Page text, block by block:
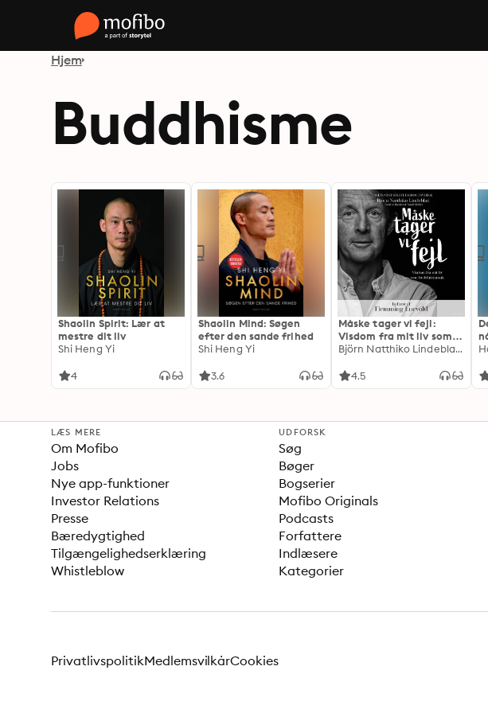
Hjem
Buddhisme
Shaolin Spirit: Lær at
mestre dit liv
Shi Heng Yi
4
Shaolin Mind: Søgen
efter den sande frihed
Shi Heng Yi
3.6
Måske tager vi fejl:
Visdom fra mit liv som
buddhistmunk
Björn Natthiko Lindeblad, Navid Modiri, Caroline Bankler
4.5
LÆS MERE
Om Mofibo
Jobs
Nye app-funktioner
Investor Relations
Presse
Bæredygtighed
Tilgængelighedserklæring
Whistleblow
UDFORSK
Søg
Bøger
Bogserier
Mofibo Originals
Podcasts
Forfattere
Indlæsere
Kategorier
PrivatlivspolitikMedlemsvilkårCookies